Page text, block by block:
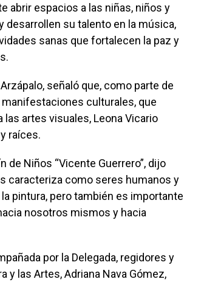
abrir espacios a las niñas, niños y
desarrollen su talento en la música,
sanas que fortalecen la paz y
señaló que, como parte de
culturales, que
artes visuales, Leona Vicario
raíces.
de Niños “Vicente Guerrero”, dijo
caracteriza como seres humanos y
pintura, pero también es importante
nosotros mismos y hacia
por la Delegada, regidores y
y las Artes, Adriana Nava Gómez,